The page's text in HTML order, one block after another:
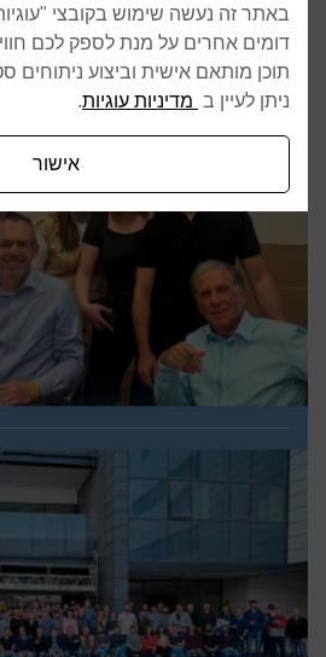
דומים אחרים על מנת לספק לכם
תוכן מותאם אישית וביצוע ניתוחים
ניתן לעיין ב מדיניות עוגיות.
אישור